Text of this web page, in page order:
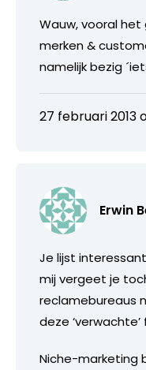
Wauw, vooral
merken &
namelijk bezig
27 februari 2013
Erwin
Je lijst
mij vergeet je
reclamebureaus
deze
Niche-marketing